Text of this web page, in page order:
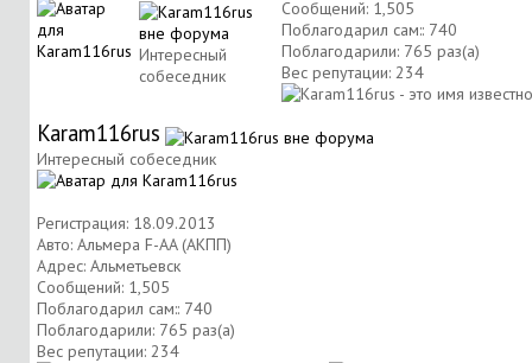
Интересный
собеседник
Сообщений: 1,505
Поблагодарил сам:: 740
Поблагодарили: 765 раз(а)
Вес репутации: 234
Karam116rus
Интересный собеседник
Регистрация: 18.09.2013
Авто: Альмера F-AA (АКПП)
Адрес: Альметьевск
Сообщений: 1,505
Поблагодарил сам:: 740
Поблагодарили: 765 раз(а)
Вес репутации: 234